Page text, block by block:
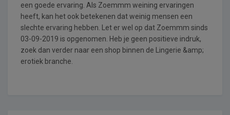
een goede ervaring. Als Zoemmm weining ervaringen
heeft, kan het ook betekenen dat weinig mensen een
slechte ervaring hebben. Let er wel op dat Zoemmm sinds
03-09-2019 is opgenomen. Heb je geen positieve indruk,
zoek dan verder naar een shop binnen de Lingerie &amp;
erotiek branche.